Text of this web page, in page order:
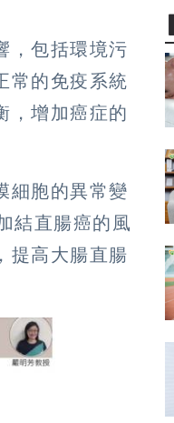
，包括環境污
常的免疫系統
，增加癌症的
細胞的異常變
結直腸癌的風
提高大腸直腸